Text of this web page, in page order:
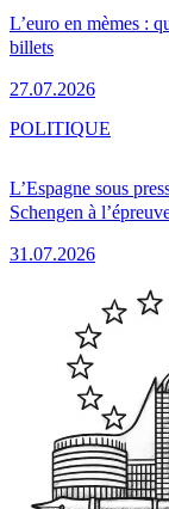
L’euro en mèmes :
billets
27.07.2026
L’Espagne sous
Schengen à
31.07.2026
POLITIQUE